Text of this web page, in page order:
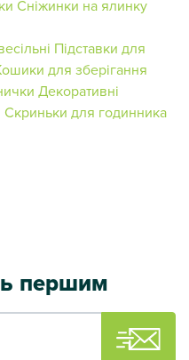
Сніжинки на ялинку
Підставки для
для зберігання
Декоративні
Скриньки для годинника
першим